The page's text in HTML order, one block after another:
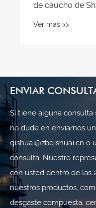
de caucho de
adquisiciones
Ver más >>
ENVIAR
Si tiene alguna
no dude en enviarnos
qishuai@zbqishuai.cn o
consulta. Nuestro
con usted dentro de las
nuestros productos,
desgaste compuesta,